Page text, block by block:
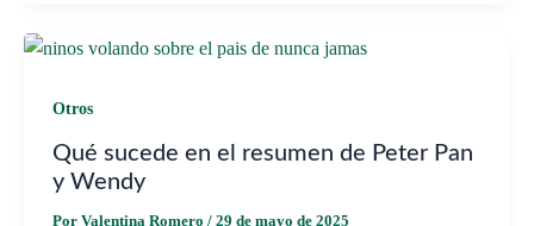
Otros
Qué sucede en el resumen de Peter Pan
y Wendy
Por Valentina Romero / 29 de mayo de 2025